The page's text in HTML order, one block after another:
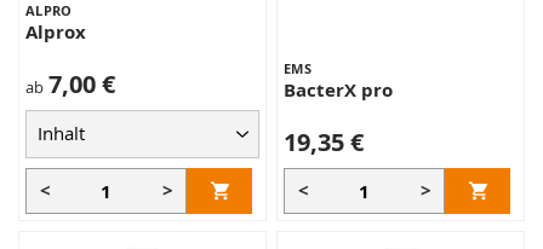
ALPRO
Alprox
ab 7,00 €
< >
EMS
BacterX pro
19,35 €
< >